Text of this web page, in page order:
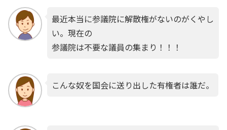
最近本当に参議院に解散権がないのがくやし
い。現在の
参議院は不要な議員の集まり！！！
こんな奴を国会に送り出した有権者は誰だ。